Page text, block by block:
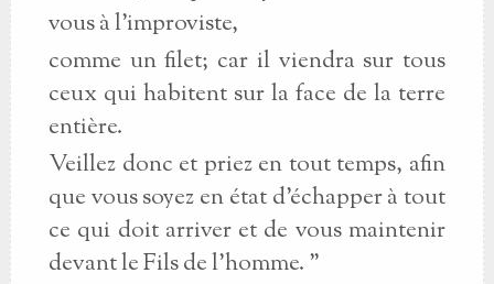
vous à l'improviste,
comme un filet; car il viendra sur tous
ceux qui habitent sur la face de la terre
entière.
Veillez donc et priez en tout temps, afin
que vous soyez en état d'échapper à tout
ce qui doit arriver et de vous maintenir
devant le Fils de l'homme. "